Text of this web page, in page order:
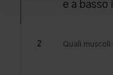
e a
2 Quali muscoli